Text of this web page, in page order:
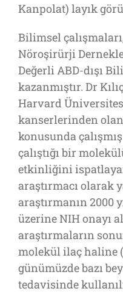
Kanpolat) layık
Bilimsel
Nöroşirürji
Değerli ABD-dışı
kazanmıştır. Dr
Harvard
kanserlerinden
konusunda
çalıştığı bir
etkinliğini
araştırmacı olarak
araştırmanın 2000
üzerine NIH onayı
araştırmaların
molekül ilaç haline
günümüzde bazı
tedavisinde